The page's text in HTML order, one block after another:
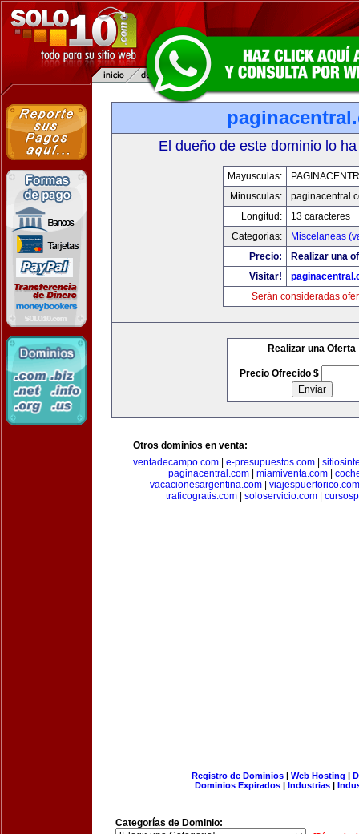
El dueño de este dominio lo
Mayusculas:
Minusculas:
Longitud:
13 caracteres
Categorias:
Miscelaneas
Precio:
Realizar una
Visitar!
Serán consideradas
Realizar una Oferta
Precio Ofrecido $
Otros dominios en venta:
ventadecampo.com
e-presupuestos.com
paginacentral.com| miamiventa.com|
vacacionesargentina.com
viajespuertorico.com
traficogratis.com| soloservicio.com|
Registro de Dominios| Web Hosting |
Dominios Expirados | Industrias |
Categorías de Dominio: